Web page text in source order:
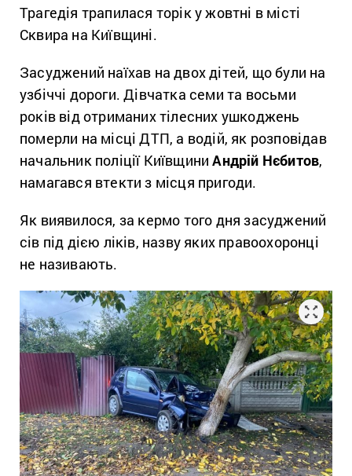
Трагедія трапилася торік у жовтні в місті
Сквира на Київщині.
Засуджений наїхав на двох дітей, що були на
узбіччі дороги. Дівчатка семи та восьми
років від отриманих тілесних ушкоджень
померли на місці ДТП, а водій, як розповідав
начальник поліції КиївщиниАндрій Нєбитов,
намагався втекти з місця пригоди.
Як виявилося, за кермо того дня засуджений
сів під дією ліків, назву яких правоохоронці
не називають.